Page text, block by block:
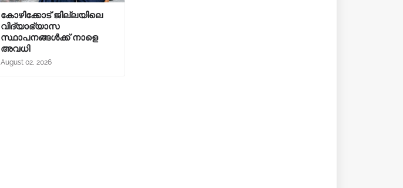
കോഴിക്കോട് ജില്ലയിലെ
വിദ്യാഭ്യാസ
സ്ഥാപനങ്ങൾക്ക് നാളെ
അവധി
August 02, 2026